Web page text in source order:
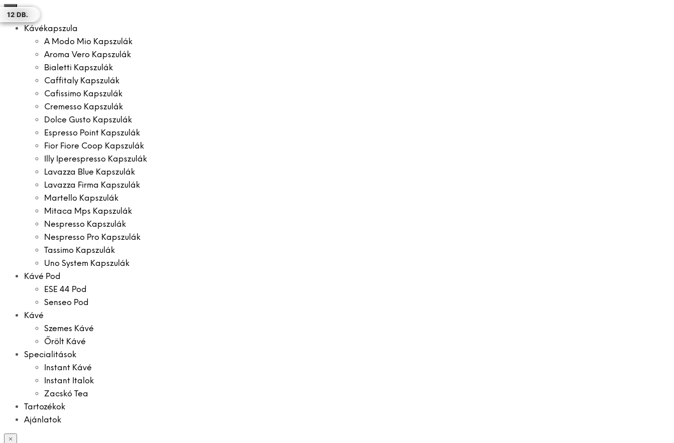
×
Kávékapszula
A Modo Mio Kapszulák
Aroma Vero Kapszulák
Bialetti Kapszulák
Caffitaly Kapszulák
Cafissimo Kapszulák
Cremesso Kapszulák
Dolce Gusto Kapszulák
Espresso Point Kapszulák
Fior Fiore Coop Kapszulák
Illy Iperespresso Kapszulák
Lavazza Blue Kapszulák
Lavazza Firma Kapszulák
Martello Kapszulák
Mitaca Mps Kapszulák
Nespresso Kapszulák
Nespresso Pro Kapszulák
Tassimo Kapszulák
Uno System Kapszulák
Kávé Pod
ESE 44 Pod
Senseo Pod
Kávé
Szemes Kávé
Őrölt Kávé
Specialitások
Instant Kávé
Instant Italok
Zacskó Tea
Tartozékok
Ajánlatok
×
18 DB.
30 DB.
12 DB.
12 DB.
50 DB.
30 DB.
12 DB.